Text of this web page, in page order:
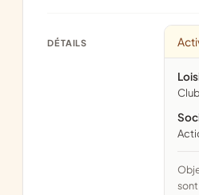
DÉTAILS
Objets sociaux attribués par l'administration d'après l'objet déclaré ; activité NAF attribuée par l'INSEE. Les noms courts